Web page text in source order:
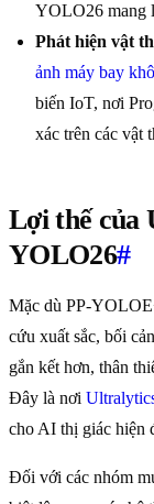
YOLO26 mang
Phát hiện vật
ảnh máy bay
biến IoT, nơi
xác trên các vật
Lợi thế của
YOLO26#
Mặc dù PP-
cứu xuất sắc, bối
gắn kết hơn, thân
Đây là nơi
cho AI thị giác hiện
Đối với các nhóm